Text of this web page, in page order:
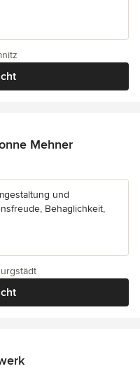
Mehner
5 Sternen
und
Behaglichkeit,
5 Sternen